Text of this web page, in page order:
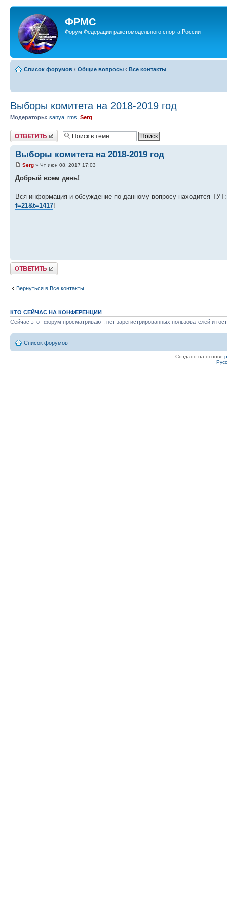
ФРМС
Форум Федерации ракетомодельного спорта России
Список форумов ‹ Общие вопросы ‹ Все контакты
Выборы комитета на 2018-2019 год
Модераторы: sanya_rms Serg
Ответить
Выборы комитета на 2018-2019 год
Serg » Чт июн 08, 2017 17:03
Добрый всем день!
Вся информация и обсуждение по данному вопросу находится
f=21&t=1417!
Ответить
Вернуться в Все контакты
КТО СЕЙЧАС НА КОНФЕРЕНЦИИ
Сейчас этот форум просматривают: нет зарегистрированных пользователей и
Список форумов
Создано на основе